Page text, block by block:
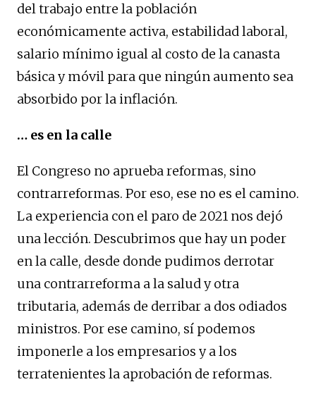
del trabajo entre la población
económicamente activa, estabilidad laboral,
salario mínimo igual al costo de la canasta
básica y móvil para que ningún aumento sea
absorbido por la inflación.
… es en la calle
El Congreso no aprueba reformas, sino
contrarreformas. Por eso, ese no es el camino.
La experiencia con el paro de 2021 nos dejó
una lección. Descubrimos que hay un poder
en la calle, desde donde pudimos derrotar
una contrarreforma a la salud y otra
tributaria, además de derribar a dos odiados
ministros. Por ese camino, sí podemos
imponerle a los empresarios y a los
terratenientes la aprobación de reformas.